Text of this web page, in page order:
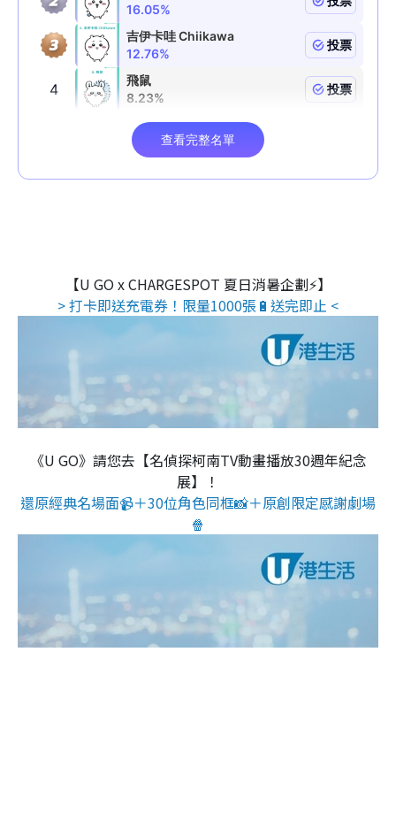
【U GO x CHARGESPOT 夏日消暑企劃⚡】
> 打卡即送充電券！限量1000張🔋送完即止 <
《U GO》請您去【名偵探柯南TV動畫播放30週年紀念
展】！
還原經典名場面📹＋30位角色同框📸＋原創限定感謝劇場
🍿